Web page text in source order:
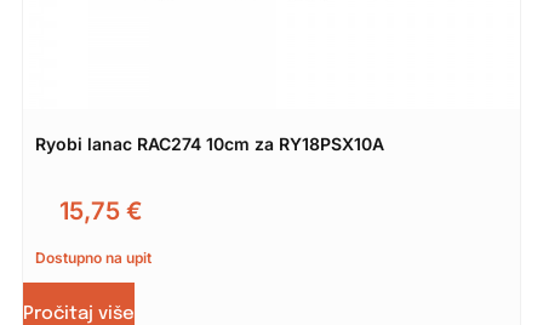
Ryobi lanac RAC274 10cm za RY18PSX10A
15,75 €
Dostupno na upit
Pročitaj više